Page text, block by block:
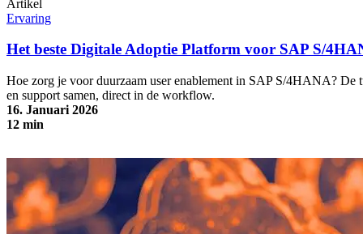
Artikel
Ervaring
Het beste Digitale Adoptie Platform voor SAP S/
Hoe zorg je voor duurzaam user enablement in SAP S/4HANA? De
en support samen, direct in de workflow.
16. Januari 2026
12 min